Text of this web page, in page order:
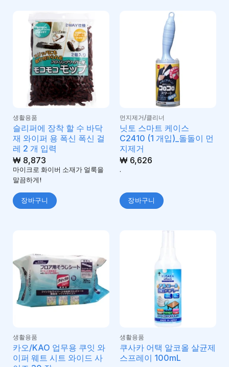
생활용품
슬리퍼에 장착 할 수 바닥
재 와이퍼 용 폭신 폭신 걸
레 2 개 입력
₩8,873
마이크로 화이버 소재가 얼룩을
말끔하게!
장바구니
먼지제거/클리너
닛토 스마트 케이스
C2410 (1 개입)_돌돌이 먼
지제거
₩6,626
.
장바구니
생활용품
카오/KAO 업무용 쿠잇 와
이퍼 웨트 시트 와이드 사
생활용품
쿠사카 어택 알코올 살균제
스프레이 100mL